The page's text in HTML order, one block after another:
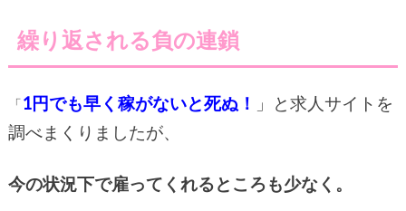
繰り返される負の連鎖
「1円でも早く稼がないと死ぬ！
」と求人サイトを
調べまくりましたが、
今の状況下で雇ってくれるところも少なく。